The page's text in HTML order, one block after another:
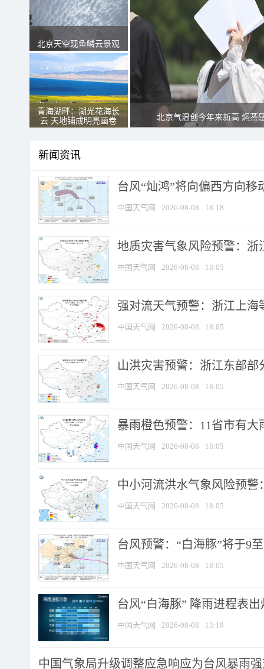
北京天空现鱼鳞云景观
青海湖畔：湖光花海长
云 天地铺成明亮画卷
北京气温创今年来新高 焖蒸
新闻资讯
台风“灿鸿”将向偏西方向移
中国天气网 2026-08-08 18:18
地质灾害气象风险预警：
中国天气网 2026-08-08 18:05
强对流天气预警：浙江上海
中国天气网 2026-08-08 18:05
山洪灾害预警：浙江东部
中国天气网 2026-08-08 18:05
暴雨橙色预警：11省市有
中国天气网 2026-08-08 18:05
中小河流洪水气象风险预
中国天气网 2026-08-08 18:05
台风预警：“白海豚”将于9
中国天气网 2026-08-08 18:05
台风“白海豚” 降雨进程表
中国天气网 2026-08-08 13:19
中国气象局升级调整应急响应为台风暴雨